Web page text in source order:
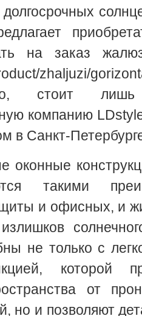
на заказ
zhaljuzi/
стоит
компанию
в Санкт-
оконные
такими
и офисных, и
не только с
которой
от
но и позволяют